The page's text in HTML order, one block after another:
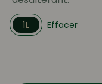
1L Effacer